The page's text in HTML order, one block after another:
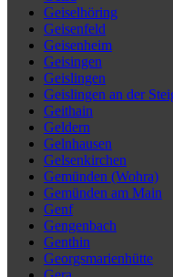
Geiselhöring
Geisenfeld
Geisenheim
Geisingen
Geislingen
Geislingen an der
Geithain
Geldern
Gelnhausen
Gelsenkirchen
Gemünden (Wohra)
Gemünden am Main
Genf
Gengenbach
Genthin
Georgsmarienhütte